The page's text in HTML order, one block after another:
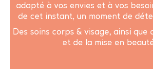
adapté à vos envies et à vos
de cet instant, un moment de
Des soins corps & visage, ainsi que
et de la mise en